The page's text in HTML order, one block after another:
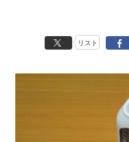
リスト